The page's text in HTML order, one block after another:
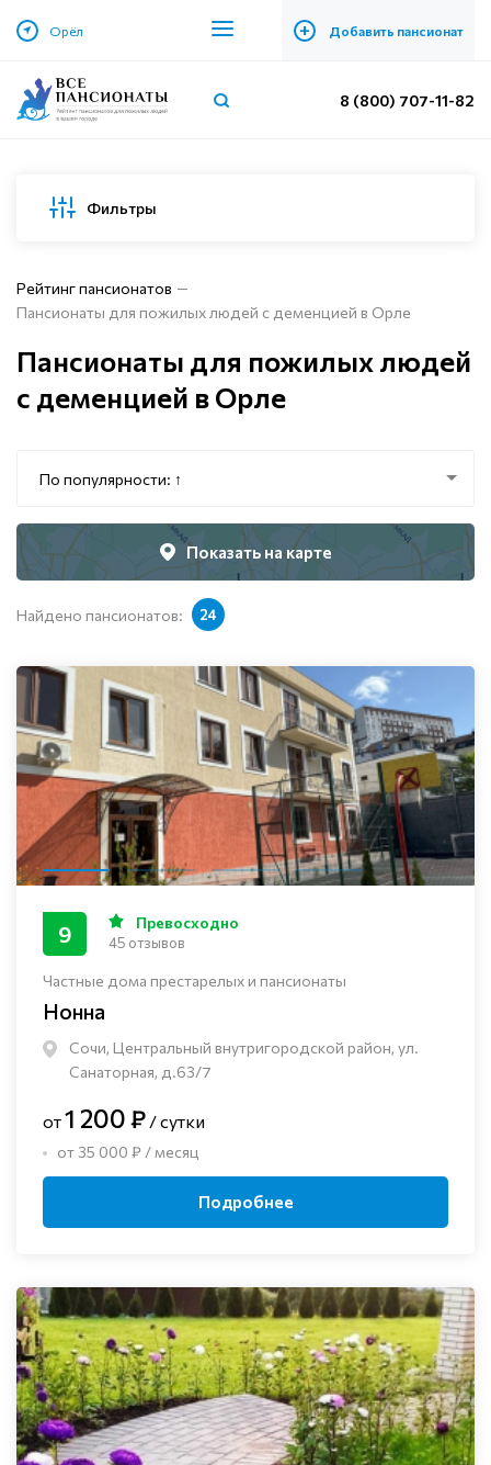
Орёл + Добавить пансионат
8 (800) 707-11-82
Фильтры
Рейтинг пансионатов
Пансионаты для пожилых людей с деменцией в Орле
Пансионаты для пожилых людей
с деменцией в Орле
По популярности: ↑
Показать на карте
Найдено пансионатов: 24
Частные дома престарелых и пансионаты
Нонна
Сочи, Центральный внутригородской район, ул.
Санаторная, д.63/7
9 Превосходно
45 отзывов
от1 200 ₽ / сутки
от 35 000 ₽ / месяц
Подробнее